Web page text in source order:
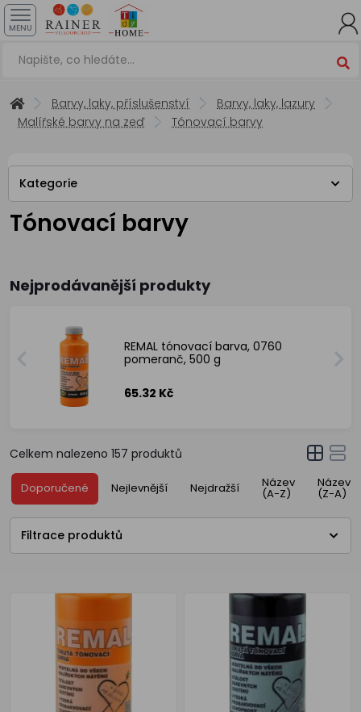
MENU
Barvy, laky, příslušenství
Barvy, laky, lazury
Malířské barvy na zeď
Tónovací barvy
Kategorie
Tónovací barvy
Nejprodávanější produkty
REMAL tónovací barva, 0760
pomeranč, 500 g
65.32 Kč
Celkem nalezeno 157 produktů
Doporučené Nejlevnější Nejdražší Název
(A-Z)
Název
(Z-A)
Filtrace produktů